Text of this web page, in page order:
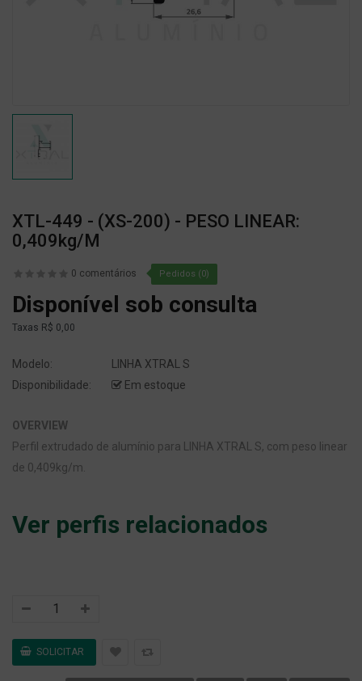
XTL-449 - (XS-200) - PESO LINEAR:
0,409kg/m
0 comentários Pedidos (0)
Disponível sob consulta
Taxas R$ 0,00
Modelo:
LINHA XTRAL S
Disponibilidade:
Em estoque
OVERVIEW
Perfil extrudado de alumínio para LINHA XTRAL S, com peso linear
de 0,409kg/m.
Ver perfis relacionados